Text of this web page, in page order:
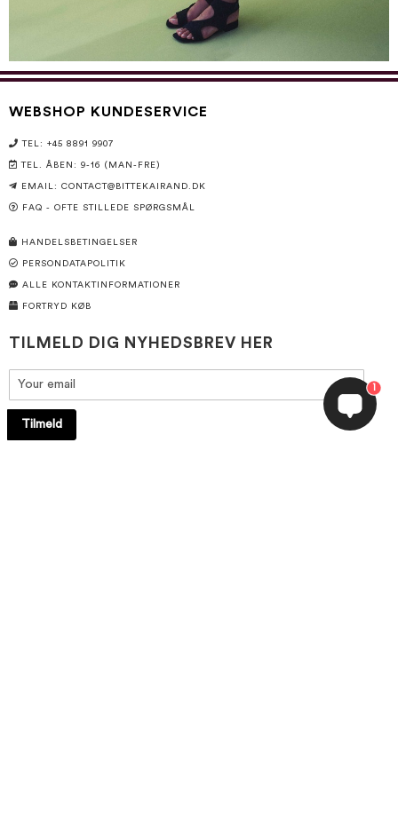
WEBSHOP KUNDESERVICE
TEL: +45 8891 9907
TEL. ÅBEN: 9-16 (MAN-FRE)
EMAIL: CONTACT@BITTEKAIRAND.DK
FAQ - OFTE STILLEDE SPØRGSMÅL
HANDELSBETINGELSER
PERSONDATAPOLITIK
ALLE KONTAKTINFORMATIONER
FORTRYD KØB
TILMELD DIG NYHEDSBREV HER
Tilmeld
1